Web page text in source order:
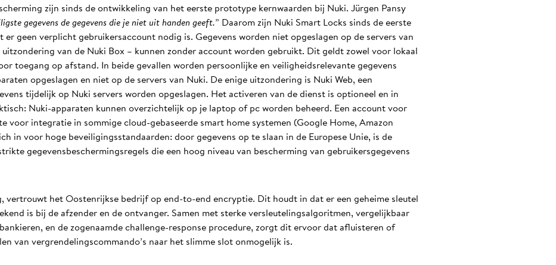
zijn sinds de ontwikkeling van het eerste prototype kernwaarden bij Nuki. Jürgen Pansy
gegevens de gegevens die je niet uit handen geeft.” Daarom zijn Nuki Smart Locks sinds de eerste
geen verplicht gebruikersaccount nodig is. Gegevens worden niet opgeslagen op de servers van
van de Nuki Box – kunnen zonder account worden gebruikt. Dit geldt zowel voor lokaal
toegang op afstand. In beide gevallen worden persoonlijke en veiligheidsrelevante gegevens
opgeslagen en niet op de servers van Nuki. De enige uitzondering is Nuki Web, een
tijdelijk op Nuki servers worden opgeslagen. Het activeren van de dienst is optioneel en in
Nuki-apparaten kunnen overzichtelijk op je laptop of pc worden beheerd. Een account voor
voor integratie in sommige cloud-gebaseerde smart home systemen (Google Home, Amazon
in voor hoge beveiligingsstandaarden: door gegevens op te slaan in de Europese Unie, is de
gegevensbeschermingsregels die een hoog niveau van bescherming van gebruikersgegevens
vertrouwt het Oostenrijkse bedrijf op end-to-end encryptie. Dit houdt in dat er een geheime sleutel
is bij de afzender en de ontvanger. Samen met sterke versleutelingsalgoritmen, vergelijkbaar
en de zogenaamde challenge-response procedure, zorgt dit ervoor dat afluisteren of
van vergrendelingscommando’s naar het slimme slot onmogelijk is.